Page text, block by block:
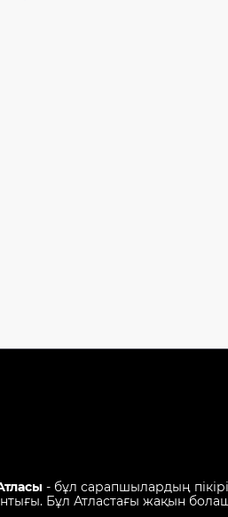
- бұл сарапшылардың
Бұл Атластағы жақын